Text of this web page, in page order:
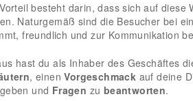
besteht darin, dass sich auf diese
Naturgemäß sind die Besucher bei
freundlich und zur Kommunikation
hast du als Inhaber des Geschäftes
, einenVorgeschmack auf deine
und Fragen zu beantworten.